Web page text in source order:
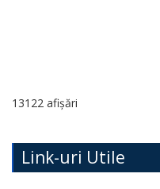
a
funcționarilor
publici
13122 afișări
Link-uri Utile